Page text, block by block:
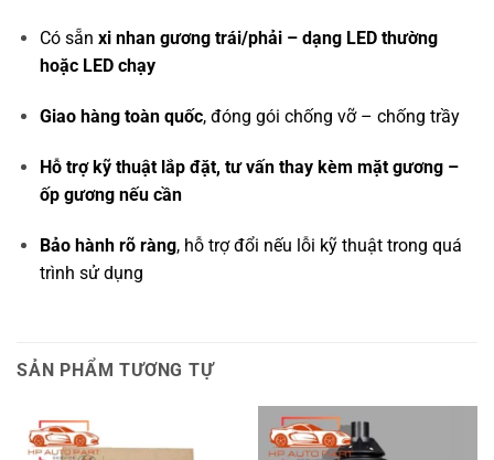
Có sẵn xi nhan gương trái/phải – dạng LED thường
hoặc LED chạy
Giao hàng toàn quốc, đóng gói chống vỡ – chống trầy
Hỗ trợ kỹ thuật lắp đặt, tư vấn thay kèm mặt gương –
ốp gương nếu cần
Bảo hành rõ ràng, hỗ trợ đổi nếu lỗi kỹ thuật trong quá
trình sử dụng
SẢN PHẨM TƯƠNG TỰ